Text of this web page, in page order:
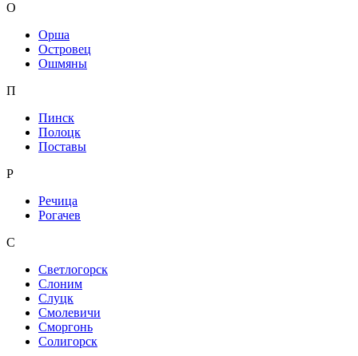
О
Орша
Островец
Ошмяны
П
Пинск
Полоцк
Поставы
Р
Речица
Рогачев
С
Светлогорск
Слоним
Слуцк
Смолевичи
Сморгонь
Солигорск